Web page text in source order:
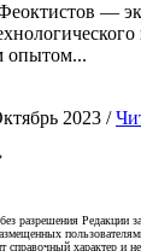
—
опытом...
2023 /
разрешения Редакции
справочный характер и